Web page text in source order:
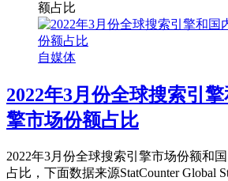
额占比
自媒体
2022年3月份全球搜索引擎
擎市场份额占比
2022年3月份全球搜索引擎市场份额和
占比，下面数据来源StatCounter Global